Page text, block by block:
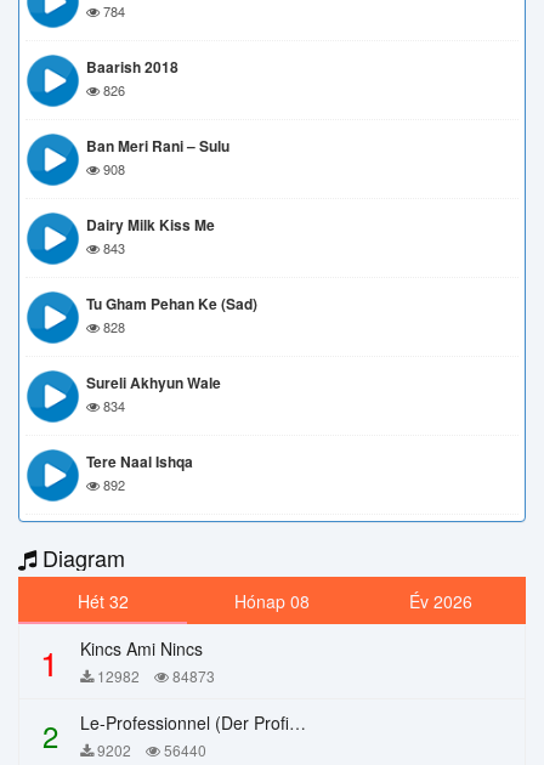
784
Baarish 2018
826
Ban Meri Rani – Sulu
908
Dairy Milk Kiss Me
843
Tu Gham Pehan Ke (Sad)
828
Sureli Akhyun Wale
834
Tere Naal Ishqa
892
Diagram
Hét 32 Hónap 08 Év 2026
1 Kincs Ami Nincs
12982 84873
2 Le-Professionnel (Der Profi) – Chi Mai
9202 56440